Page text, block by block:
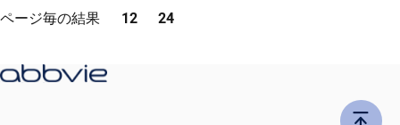
ページ毎の結果 12 24